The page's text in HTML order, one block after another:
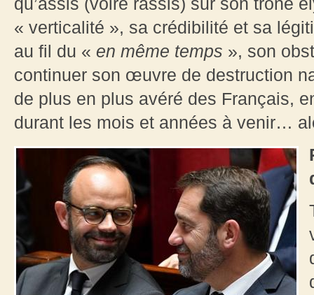
« verticalité », sa crédibilité et sa
au fil du « en même temps », son
continuer son œuvre de destruction
de plus en plus avéré des Français,
durant les mois et années à venir…